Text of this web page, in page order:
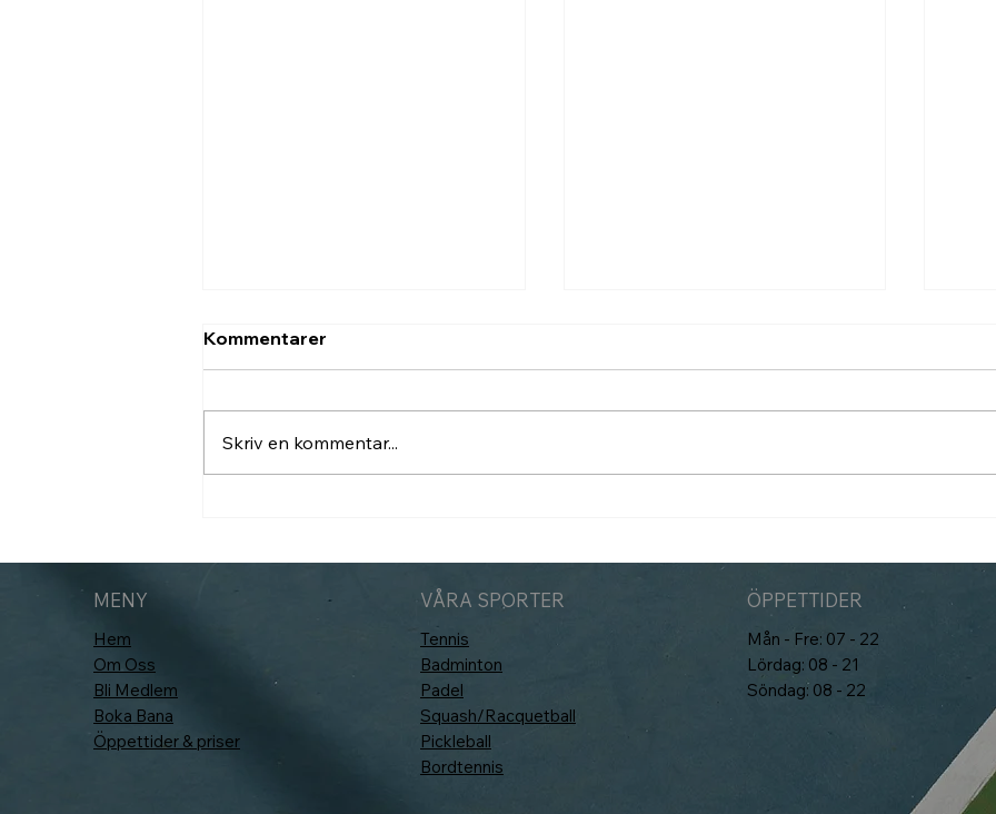
Kommentarer
Skriv en kommentar...
MENY
Hem
Om Oss
Bli Medlem
Boka Bana
Öppettider & priser
VÅRA SPORTER
Tennis
Badminton
Padel
Squash/Racquetball
Pickleball
Bordtennis
ÖPPETTIDER
Mån - Fre: 07 - 22
Lördag: 08 - 21
Söndag: 08 - 22